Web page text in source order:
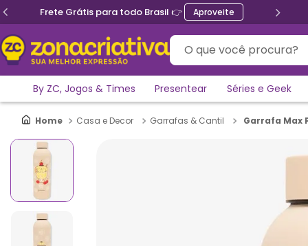
Frete Grátis para todo Brasil 👉 Aproveite
O que você procura?
By ZC, Jogos & Times Presentear Séries e Geek
Casa e Decor Garrafas & Cantil Garrafa Max